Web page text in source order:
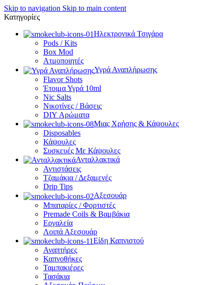
Skip to navigation Skip to main content
Κατηγορίες
Ηλεκτρονικά Τσιγάρα
Pods / Kits
Box Mod
Ατμοποιητές
Υγρά Αναπλήρωσης
Flavor Shots
Έτοιμα Υγρά 10ml
Nic Salts
Νικοτίνες / Βάσεις
DIY Αρώματα
Μιας Χρήσης & Κάψουλες
Disposables
Κάψουλες
Συσκευές Με Κάψουλες
Ανταλλακτικά
Αντιστάσεις
Τζαμάκια / Δεξαμενές
Drip Tips
Αξεσουάρ
Μπαταρίες / Φορτιστές
Premade Coils & Βαμβάκια
Εργαλεία
Λοιπά Αξεσουάρ
Είδη Καπνιστού
Αναπτήρες
Καπνοθήκες
Ταμπακιέρες
Τασάκια